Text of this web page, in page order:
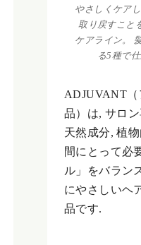
やさしくケア
取り戻すこと
ケアライン。
る5種で
ADJUVANT
品）は, サロ
天然成分, 植
間にとって必
ル」をバラン
にやさしいヘ
品です.